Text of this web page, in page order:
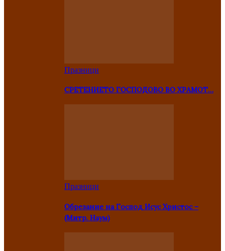
Празници
СРЕТЕНИЕТО ГОСПОДОВО ВО ХРАМОТ…
Празници
Oбрезание на Господ Исус Христос –
(Митр. Наум)